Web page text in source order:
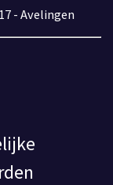
- Avelingen